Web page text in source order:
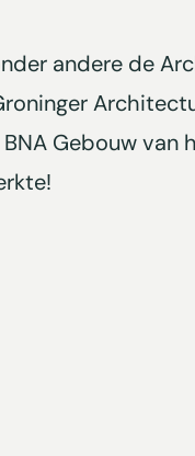
andere de
Gebouw van